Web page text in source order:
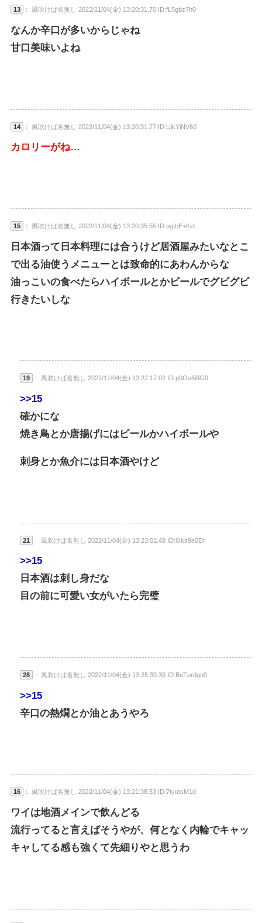
13 ： 風吹けば名無し 2022/11/04(金) 13:20:31.70 ID:fL5gbz7h0
なんか辛口が多いからじゃね
甘口美味いよね
14 ： 風吹けば名無し 2022/11/04(金) 13:20:31.77 ID:UjkYiNV60
カロリーがね…
15 ： 風吹けば名無し 2022/11/04(金) 13:20:35.55 ID:pgIbE+Kid
日本酒って日本料理には合うけど居酒屋みたいなとこ
で出る油使うメニューとは致命的にあわんからな
油っこいの食べたらハイボールとかビールでグビグビ
行きたいしな
19 ： 風吹けば名無し 2022/11/04(金) 13:22:17.02 ID:p0Os6i9G0
>>15
確かにな
焼き鳥とか唐揚げにはビールかハイボールや
刺身とか魚介には日本酒やけど
21 ： 風吹けば名無し 2022/11/04(金) 13:23:01.48 ID:6Iks9e0Er
>>15
日本酒は刺し身だな
目の前に可愛い女がいたら完璧
28 ： 風吹けば名無し 2022/11/04(金) 13:25:30.39 ID:BuTprdgn0
>>15
辛口の熱燗とか油とあうやろ
16 ： 風吹けば名無し 2022/11/04(金) 13:21:38.53 ID:7tyutsM1d
ワイは地酒メインで飲んどる
流行ってると言えばそうやが、何となく内輪でキャッ
キャしてる感も強くて先細りやと思うわ